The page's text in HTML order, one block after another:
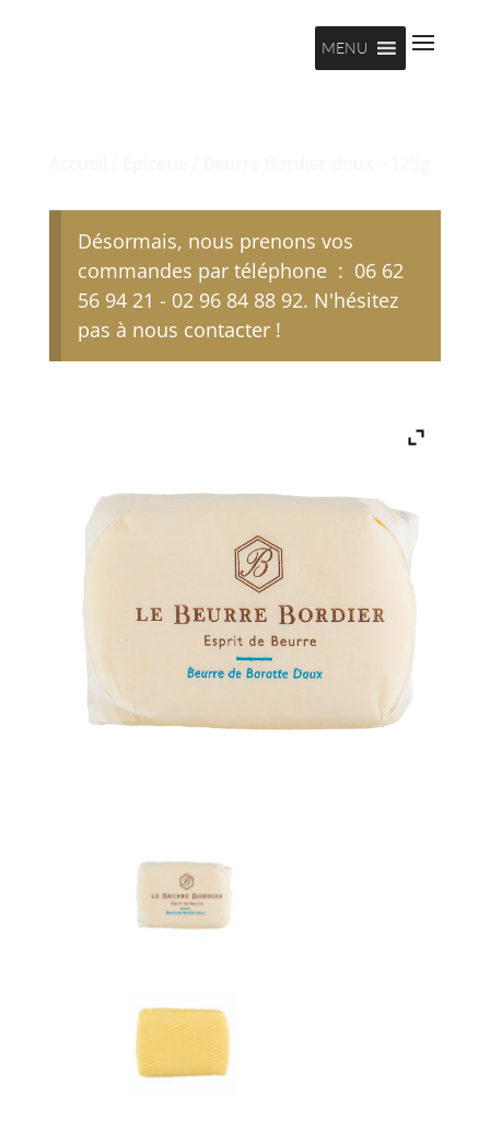
MENU
Désormais, nous prenons vos
commandes par téléphone : 06 62
56 94 21 - 02 96 84 88 92. N'hésitez
pas à nous contacter !